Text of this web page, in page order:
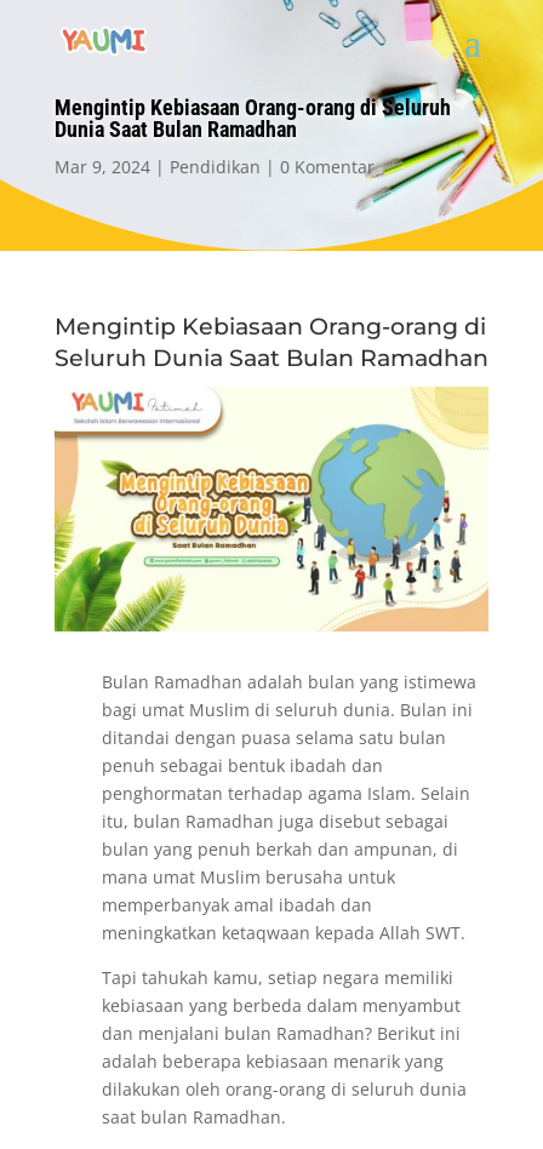
Mengintip Kebiasaan Orang-orang di Seluruh
Dunia Saat Bulan Ramadhan
Mar 9, 2024 Pendidikan 0 Komentar
Mengintip Kebiasaan Orang-orang di
Seluruh Dunia Saat Bulan Ramadhan
Bulan Ramadhan adalah bulan yang istimewa
bagi umat Muslim di seluruh dunia. Bulan ini
ditandai dengan puasa selama satu bulan
penuh sebagai bentuk ibadah dan
penghormatan terhadap agama Islam. Selain
itu, bulan Ramadhan juga disebut sebagai
bulan yang penuh berkah dan ampunan, di
mana umat Muslim berusaha untuk
memperbanyak amal ibadah dan
meningkatkan ketaqwaan kepada Allah SWT.
Tapi tahukah kamu, setiap negara memiliki
kebiasaan yang berbeda dalam menyambut
dan menjalani bulan Ramadhan? Berikut ini
adalah beberapa kebiasaan menarik yang
dilakukan oleh orang-orang di seluruh dunia
saat bulan Ramadhan.